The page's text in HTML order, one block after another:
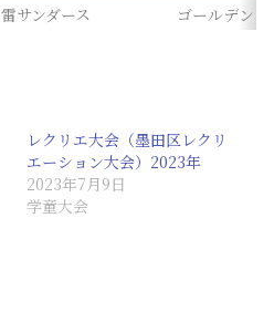
雷サンダース ゴールデン
レクリエ大会（墨田区レクリ
エーション大会）2023年
2023年7月9日
学童大会